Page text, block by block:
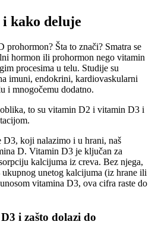
kako deluje
Šta to znači? Smatra se
hormon ili prohormon nego vitamin
procesima u telu. Studije su
imuni, endokrini, kardiovaskularni
i mnogočemu dodatno.
to su vitamin D2 i vitamin D3 i
koji nalazimo i u hrani, naš
D. Vitamin D3 je ključan za
kalcijuma iz creva. Bez njega,
unetog kalcijuma (iz hrane ili
vitamina D3, ova cifra raste do
i zašto dolazi do